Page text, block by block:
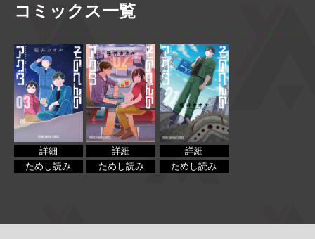
コミックス一覧
詳細
ためし読み
詳細
ためし読み
詳細
ためし読み